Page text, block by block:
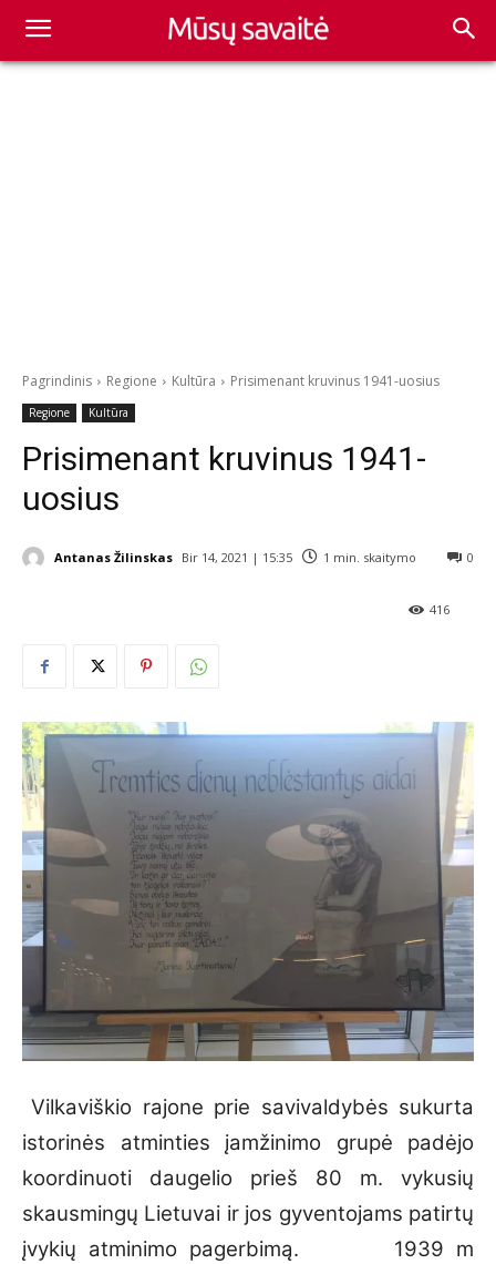
Pagrindinis Regione Kultūra Prisimenant kruvinus 1941-uosius
Regione Kultūra
Prisimenant kruvinus 1941-
uosius
Antanas Žilinskas Bir 14, 2021 | 15:35 1 min. skaitymo 0
416
Vilkaviškio rajone prie savivaldybės sukurta
istorinės atminties įamžinimo grupė padėjo
koordinuoti daugelio prieš 80 m. vykusių
skausmingų Lietuvai ir jos gyventojams patirtų
įvykių atminimo pagerbimą. 1939 m